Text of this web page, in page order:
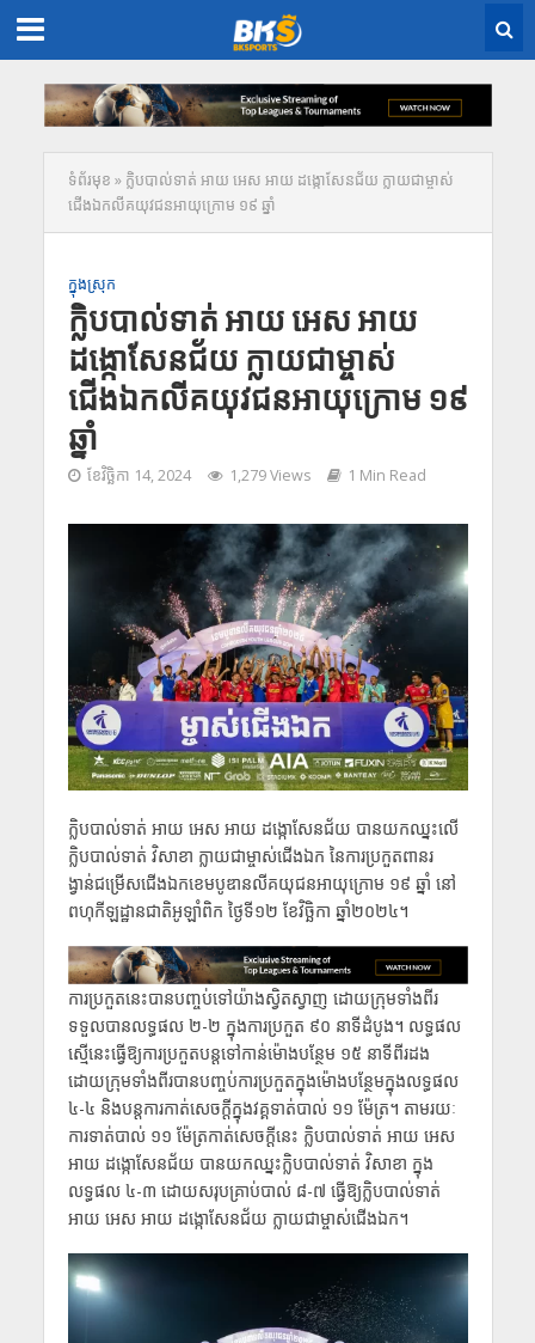
ទំព័រមុខ » ក្លិបបាល់ទាត់ អាយ អេស អាយ ដង្កោសែនជ័យ ក្លាយជាម្ចាស់
ជើងឯកលីគយុវជនអាយុក្រោម ១៩ ឆ្នាំ
ក្នុងស្រុក
ក្លិបបាល់ទាត់ អាយ អេស អាយ
ដង្កោសែនជ័យ ក្លាយជាម្ចាស់
ជើងឯកលីគយុវជនអាយុក្រោម ១៩
ឆ្នាំ
ខែ​វិច្ឆិកា 14, 2024 1,279 Views 1 Min Read
ក្លិបបាល់ទាត់ អាយ អេស អាយ ដង្កោសែនជ័យ បានយកឈ្នះលើ
ក្លិបបាល់ទាត់ វិសាខា ក្លាយជាម្ចាស់ជើងឯក នៃការប្រកួតពានរ
ង្វាន់ជម្រើសជើងឯកខេមបូឌានលីគយុជនអាយុក្រោម ១៩ ឆ្នាំ នៅ
ពហុកីឡដ្ឋានជាតិអូឡាំពិក ថ្ងៃទី១២ ខែវិច្ឆិកា ឆ្នាំ២០២៤។
ការប្រកួតនេះបានបញ្ចប់ទៅយ៉ាងស្វិតស្វាញ ដោយក្រុមទាំងពីរ
ទទួលបានលទ្ធផល ២-២ ក្នុងការប្រកួត ៩០ នាទីដំបូង។ លទ្ធផល
ស្មើនេះធ្វើឱ្យការប្រកួតបន្តទៅកាន់ម៉ោងបន្ថែម ១៥ នាទីពីរដង
ដោយក្រុមទាំងពីរបានបញ្ចប់ការប្រកួតក្នុងម៉ោងបន្ថែមក្នុងលទ្ធផល
៤-៤ និងបន្តការកាត់សេចក្តីក្នុងវគ្គទាត់បាល់ ១១ ម៉ែត្រ។ តាមរយៈ
ការទាត់បាល់ ១១ ម៉ែត្រកាត់សេចក្តីនេះ ក្លិបបាល់ទាត់ អាយ អេស
អាយ ដង្កោសែនជ័យ បានយកឈ្នះក្លិបបាល់ទាត់ វិសាខា ក្នុង
លទ្ធផល ៤-៣ ដោយសរុបគ្រាប់បាល់ ៨-៧ ធ្វើឱ្យក្លិបបាល់ទាត់
អាយ អេស អាយ ដង្កោសែនជ័យ ក្លាយជាម្ចាស់ជើងឯក។